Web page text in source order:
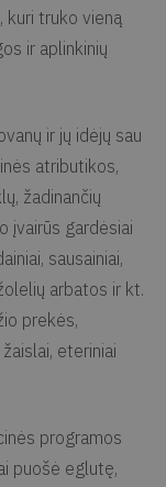
kuri truko vieną
ir aplinkinių
ir jų idėjų sau
atributikos,
žadinančių
įvairūs gardėsiai
sausainiai,
arbatos ir kt.
prekės,
eteriniai
programos
puošė eglutę,